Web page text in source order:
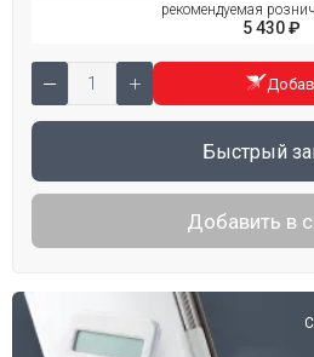
рекомендуемая
5 430 ₽
Быстрый
Добавить в